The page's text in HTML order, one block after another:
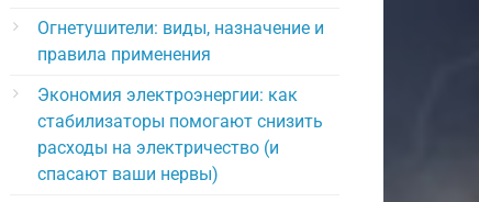
Огнетушители: виды, назначение и
правила применения
Экономия электроэнергии: как
стабилизаторы помогают снизить
расходы на электричество (и
спасают ваши нервы)